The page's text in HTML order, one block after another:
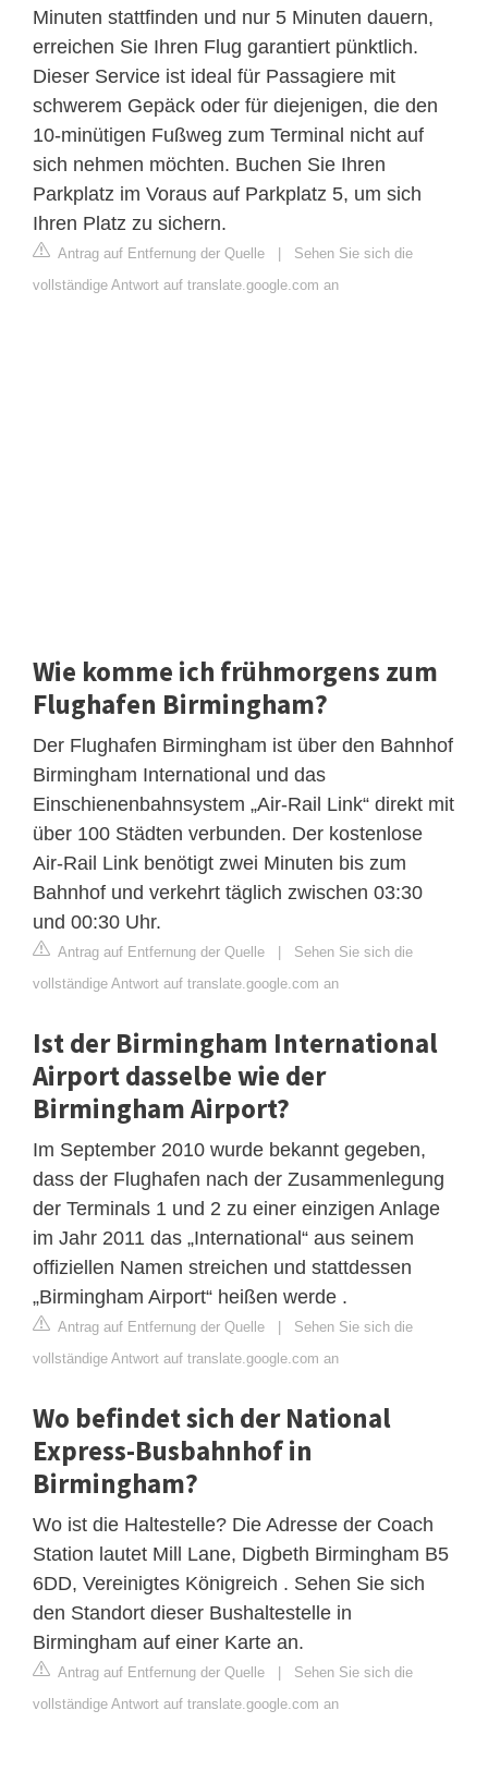
Minuten stattfinden und nur 5 Minuten dauern,
erreichen Sie Ihren Flug garantiert pünktlich.
Dieser Service ist ideal für Passagiere mit
schwerem Gepäck oder für diejenigen, die den
10-minütigen Fußweg zum Terminal nicht auf
sich nehmen möchten. Buchen Sie Ihren
Parkplatz im Voraus auf Parkplatz 5, um sich
Ihren Platz zu sichern.
Antrag auf Entfernung der Quelle | Sehen Sie sich die
vollständige Antwort auf translate.google.com an
Wie komme ich frühmorgens zum
Flughafen Birmingham?
Der Flughafen Birmingham ist über den Bahnhof
Birmingham International und das
Einschienenbahnsystem „Air-Rail Link“ direkt mit
über 100 Städten verbunden. Der kostenlose
Air-Rail Link benötigt zwei Minuten bis zum
Bahnhof und verkehrt täglich zwischen 03:30
und 00:30 Uhr.
Antrag auf Entfernung der Quelle | Sehen Sie sich die
vollständige Antwort auf translate.google.com an
Ist der Birmingham International
Airport dasselbe wie der
Birmingham Airport?
Im September 2010 wurde bekannt gegeben,
dass der Flughafen nach der Zusammenlegung
der Terminals 1 und 2 zu einer einzigen Anlage
im Jahr 2011 das „International“ aus seinem
offiziellen Namen streichen und stattdessen
„Birmingham Airport“ heißen werde .
Antrag auf Entfernung der Quelle | Sehen Sie sich die
vollständige Antwort auf translate.google.com an
Wo befindet sich der National
Express-Busbahnhof in
Birmingham?
Wo ist die Haltestelle? Die Adresse der Coach
Station lautet Mill Lane, Digbeth Birmingham B5
6DD, Vereinigtes Königreich . Sehen Sie sich
den Standort dieser Bushaltestelle in
Birmingham auf einer Karte an.
Antrag auf Entfernung der Quelle | Sehen Sie sich die
vollständige Antwort auf translate.google.com an